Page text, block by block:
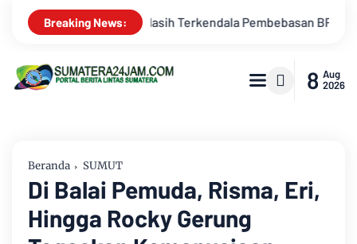
Breaking News:
di Sebagian Lahan Kemarau Memuncak, Debit
8 Aug
2026
Beranda SUMUT
Di Balai Pemuda, Risma, Eri,
Hingga Rocky Gerung